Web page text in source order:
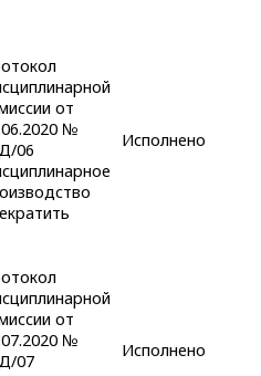
от
№
06
Исполнено
от
№
07
Исполнено